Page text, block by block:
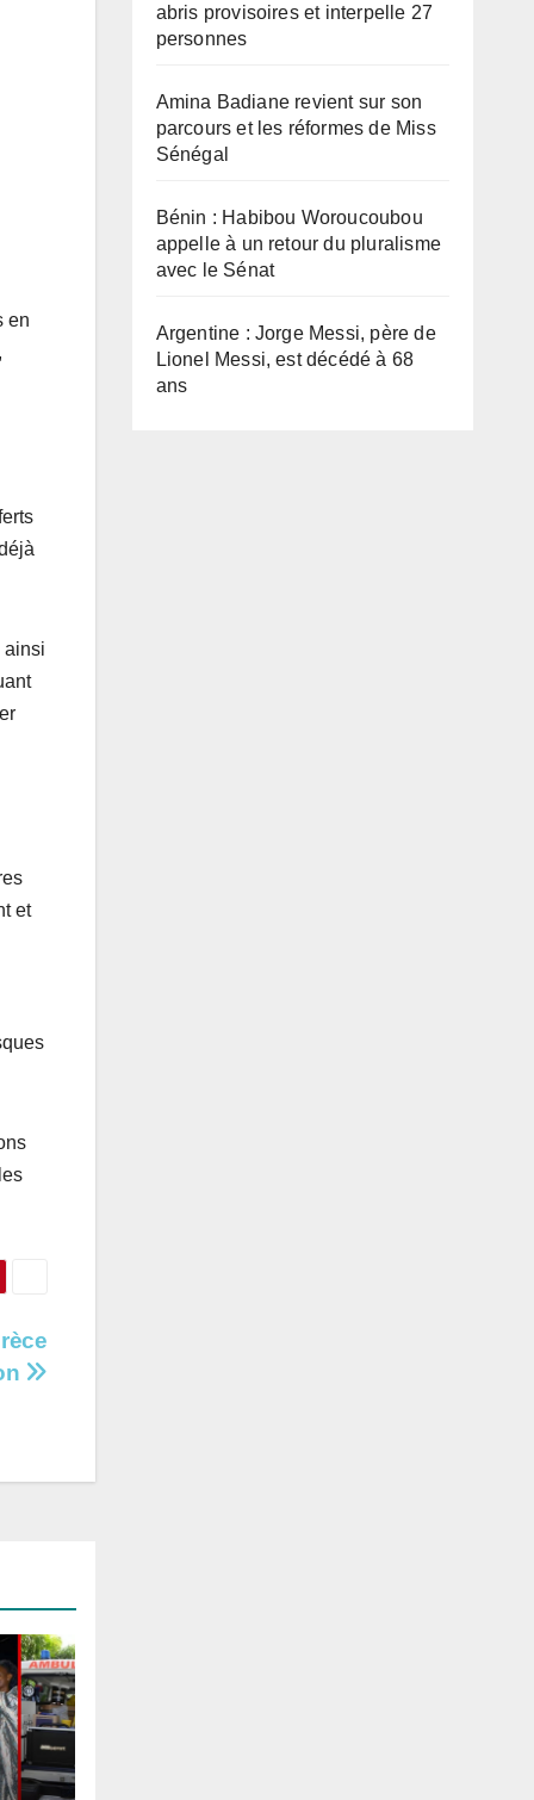
en
ainsi
et
abris provisoires et interpelle 27
personnes
Amina Badiane revient sur son
parcours et les réformes de Miss
Sénégal
Bénin : Habibou Woroucoubou
appelle à un retour du pluralisme
avec le Sénat
Argentine : Jorge Messi, père de
Lionel Messi, est décédé à 68
ans